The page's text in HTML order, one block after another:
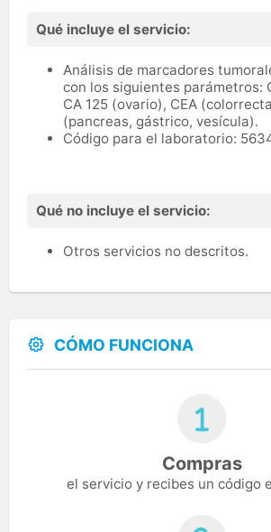
Qué incluye el servicio:
Análisis de marcadores
con los siguientes parámetros:
CA 125 (ovario), CEA
(pancreas, gástrico, vesícula).
Código para el laboratorio:
Qué no incluye el servicio:
Otros servicios no descritos.
CÓMO FUNCIONA
Compras
el servicio y recibes un código